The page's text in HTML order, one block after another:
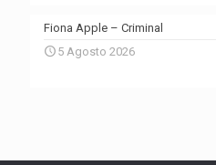
Fiona Apple – Criminal
5 Agosto 2026